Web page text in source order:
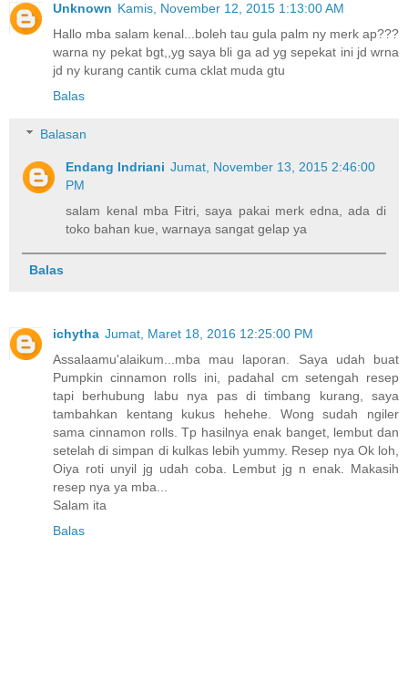
Unknown Kamis, November 12, 2015 1:13:00 AM
Hallo mba salam kenal...boleh tau gula palm ny merk ap???
warna ny pekat bgt,,yg saya bli ga ad yg sepekat ini jd wrna
jd ny kurang cantik cuma cklat muda gtu
Balas
Balasan
Endang Indriani Jumat, November 13, 2015 2:46:00
PM
salam kenal mba Fitri, saya pakai merk edna, ada di
toko bahan kue, warnaya sangat gelap ya
Balas
ichytha Jumat, Maret 18, 2016 12:25:00 PM
Assalaamu'alaikum...mba mau laporan. Saya udah buat
Pumpkin cinnamon rolls ini, padahal cm setengah resep
tapi berhubung labu nya pas di timbang kurang, saya
tambahkan kentang kukus hehehe. Wong sudah ngiler
sama cinnamon rolls. Tp hasilnya enak banget, lembut dan
setelah di simpan di kulkas lebih yummy. Resep nya Ok loh,
Oiya roti unyil jg udah coba. Lembut jg n enak. Makasih
resep nya ya mba...
Salam ita
Balas